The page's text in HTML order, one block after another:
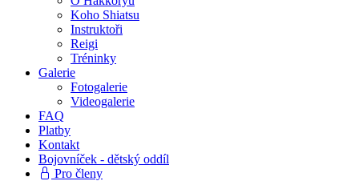
Koho Shiatsu
Instruktoři
Reigi
Tréninky
Galerie
Fotogalerie
Videogalerie
FAQ
Platby
Kontakt
Bojovníček - dětský oddíl
Pro členy